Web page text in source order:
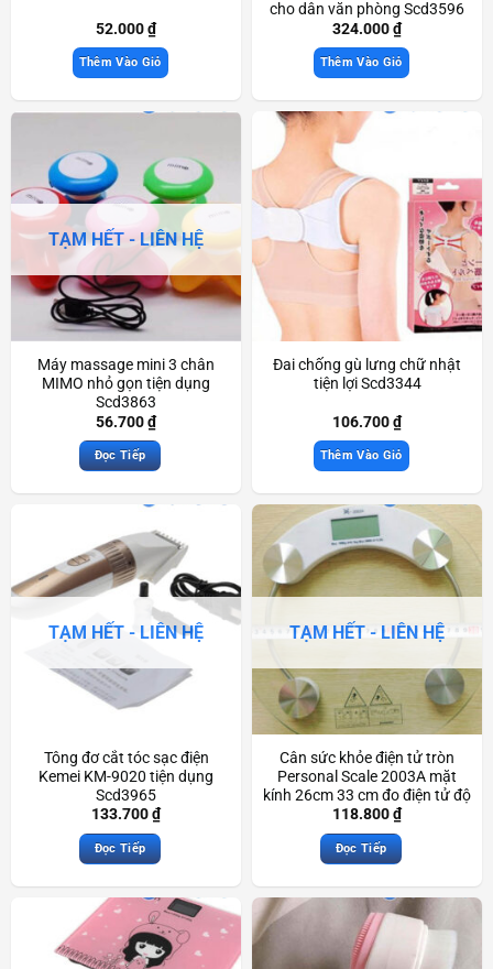
52.000₫
Thêm Vào Giỏ
cho dân văn phòng Scd3596
324.000₫
Thêm Vào Giỏ
TẠM HẾT - LIÊN HỆ
Máy massage mini 3 chân
MIMO nhỏ gọn tiện dụng
Scd3863
56.700₫
Đọc Tiếp
Đai chống gù lưng chữ nhật
tiện lợi Scd3344
106.700₫
Thêm Vào Giỏ
TẠM HẾT - LIÊN HỆ
Tông đơ cắt tóc sạc điện
Kemei KM-9020 tiện dụng
Scd3965
133.700₫
Đọc Tiếp
TẠM HẾT - LIÊN HỆ
Cân sức khỏe điện tử tròn
Personal Scale 2003A mặt
kính 26cm 33 cm đo điện tử độ
chính xác cao Scd3607
118.800₫
Đọc Tiếp